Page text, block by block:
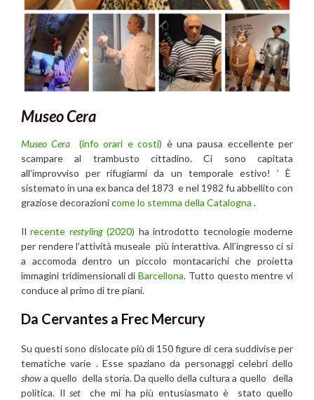
Museo Cera
Museo Cera (info orari e costi) è una pausa eccellente per
scampare al trambusto cittadino. Ci sono capitata
all’improvviso per rifugiarmi da un temporale estivo! ’ È
sistemato in una ex banca del 1873 e nel 1982 fu abbellito con
graziose decorazioni come lo stemma della Catalogna .
Ilrecente restyling(2020) ha introdotto tecnologie moderne
per rendere l’attività museale più interattiva. All’ingresso ci si
a accomoda dentro un piccolo montacarichi che proietta
immagini tridimensionali diBarcellona. Tutto questo mentre vi
conduce al primo di tre piani.
Da Cervantes a Frec Mercury
Su questi sono dislocate più di 150 figure di cera suddivise per
tematiche varie . Esse spaziano da personaggi celebri dello
showa quello della storia. Da quello della cultura a quello della
politica. Ilset che mi ha più entusiasmato è stato quello